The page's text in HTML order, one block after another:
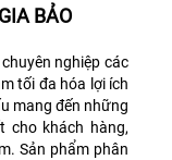
BẢO
nghiệp các
tối đa hóa lợi ích
mang đến những
cho khách hàng,
Sản phẩm phân